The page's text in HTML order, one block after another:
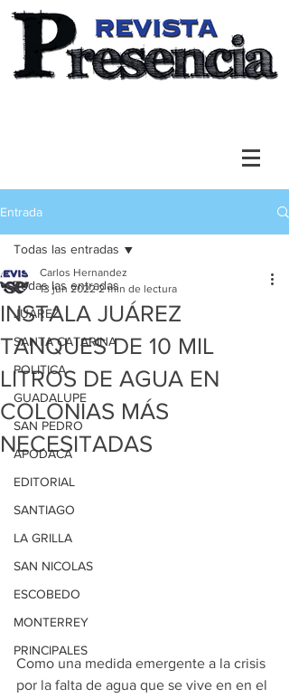
Entrada
Todas las entradas
JUAREZ
SANTA CATARINA
POLITICA
GUADALUPE
SAN PEDRO
APODACA
EDITORIAL
SANTIAGO
LA GRILLA
SAN NICOLAS
ESCOBEDO
MONTERREY
PRINCIPALES
Todas las entradas
INSTALA JUÁREZ
TANQUES DE 10 MIL
LITROS DE AGUA EN
COLONIAS MÁS
NECESITADAS
Carlos Hernandez
13 jun 2022 2 min de lectura
Como una medida emergente a la crisis
por la falta de agua que se vive en en el